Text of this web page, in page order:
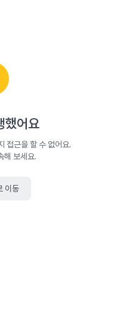
했어요
접근을 할 수 없어요.
해 보세요.
이동